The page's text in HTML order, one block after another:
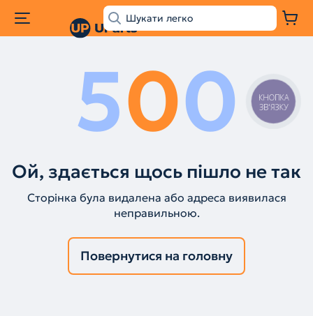
500
Ой, здається щось пішло не так
Сторінка була видалена або адреса виявилася
неправильною.
Повернутися на головну
КНОПКА
ЗВ'ЯЗКУ